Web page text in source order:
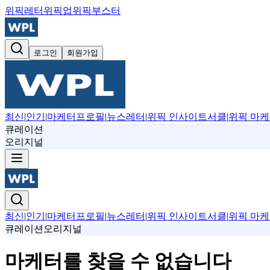
위픽레터 위픽업위픽부스터
로그인 회원가입
최신|인기 |마케터프로필|뉴스레터 |위픽 인사이트서클|위픽 마케
큐레이션
오리지널
최신|인기 |마케터프로필|뉴스레터 |위픽 인사이트서클|위픽 마케
큐레이션 오리지널
마케터를 찾을 수 없습니다